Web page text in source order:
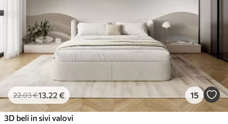
Peel and Stick
81.67 €/m²
22.03€13 .22 € 15
3D beli in sivi valovi